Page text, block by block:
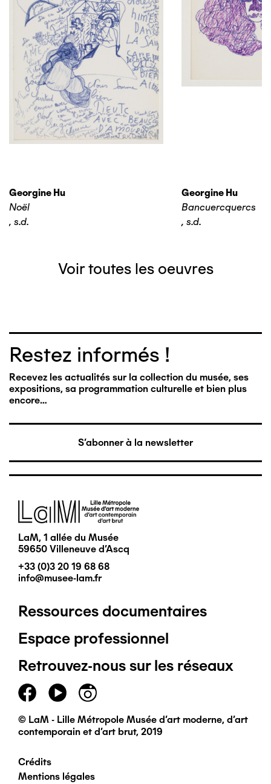
Georgine Hu
Noël
, s.d.
Georgine Hu
Bancuercquercs
, s.d.
Voir toutes les oeuvres
Restez informés !
Recevez les actualités sur la collection du musée, ses
expositions, sa programmation culturelle et bien plus
encore…
S'abonner à la newsletter
Image
LaM, 1 allée du Musée
59650 Villeneuve d'Ascq
+33 (0)3 20 19 68 68
info@musee-lam.fr
Pied
de
page
principal
Ressources documentaires
Espace professionnel
Retrouvez-nous sur les réseaux
© LaM - Lille Métropole Musée d'art moderne, d'art
contemporain et d'art brut, 2019
Pied
Crédits
Mentions légales